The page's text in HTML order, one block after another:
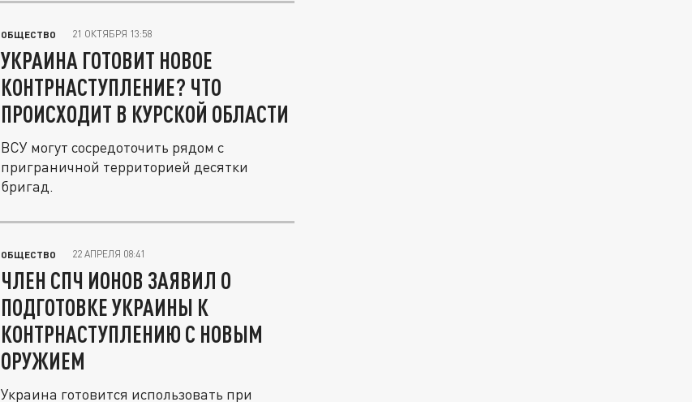
ОБЩЕСТВО 21 ОКТЯБРЯ 13:58
УКРАИНА ГОТОВИТ НОВОЕ
КОНТРНАСТУПЛЕНИЕ? ЧТО
ПРОИСХОДИТ В КУРСКОЙ ОБЛАСТИ
ВСУ могут сосредоточить рядом с
приграничной территорией десятки
бригад.
ОБЩЕСТВО 22 АПРЕЛЯ 08:41
ЧЛЕН СПЧ ИОНОВ ЗАЯВИЛ О
ПОДГОТОВКЕ УКРАИНЫ К
КОНТРНАСТУПЛЕНИЮ С НОВЫМ
ОРУЖИЕМ
Украина готовится использовать при